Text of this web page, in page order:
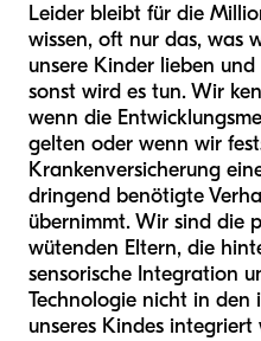
Leider bleibt für die
wissen, oft nur das, was
unsere Kinder lieben
sonst wird es tun. Wir
wenn die
gelten oder wenn wir
Krankenversicherung
dringend benötigte
übernimmt. Wir sind die
wütenden Eltern, die
sensorische Integration
Technologie nicht in den
unseres Kindes integriert